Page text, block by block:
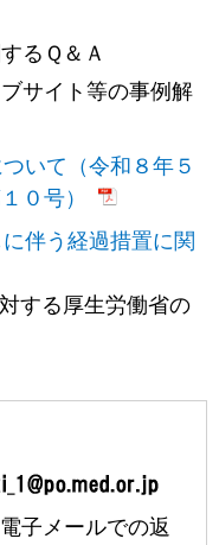
るＱ＆Ａ
サイト等の事例解
いて（令和８年５
０号）
伴う経過措置に関
する厚生労働省の
子メールでの返